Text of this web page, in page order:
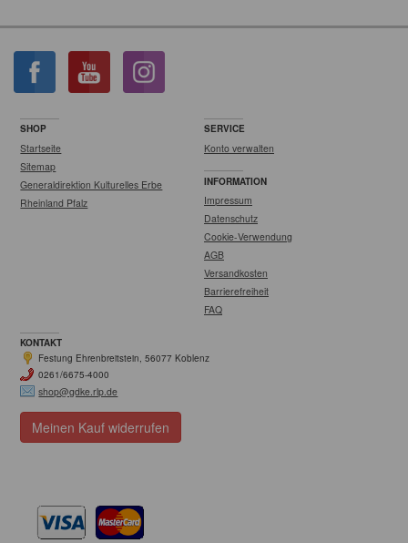
SHOP
Startseite
Sitemap
Generaldirektion Kulturelles Erbe
Rheinland Pfalz
SERVICE
Konto verwalten
INFORMATION
Impressum
Datenschutz
Cookie-Verwendung
AGB
Versandkosten
Barrierefreiheit
FAQ
KONTAKT
Festung Ehrenbreitstein, 56077 Koblenz
0261/6675-4000
shop@gdke.rlp.de
Meinen Kauf widerrufen